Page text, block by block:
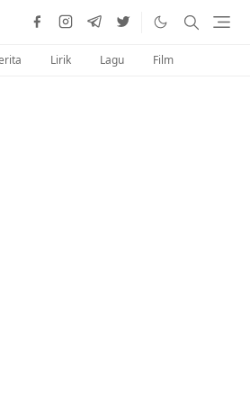
Lirik Lagu Film